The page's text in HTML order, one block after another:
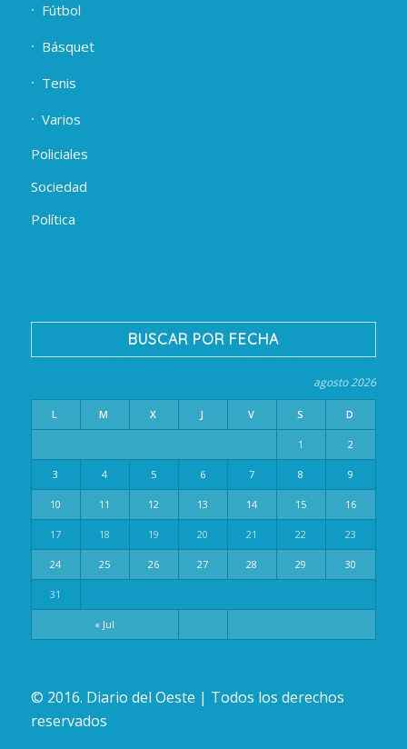
Fútbol
Básquet
Tenis
Varios
Policiales
Sociedad
Política
BUSCAR POR FECHA
agosto 2026
L M X J V S D
« Jul
1 2
3 4 5 6 7 8 9
10 11 12 13 14 15 16
17 18 19 20 21 22 23
24 25 26 27 28 29 30
31
© 2016. Diario del Oeste | Todos los derechos
reservados